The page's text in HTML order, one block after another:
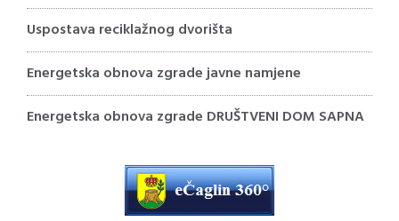
Uspostava reciklažnog dvorišta
Energetska obnova zgrade javne namjene
Energetska obnova zgrade DRUŠTVENI DOM SAPNA